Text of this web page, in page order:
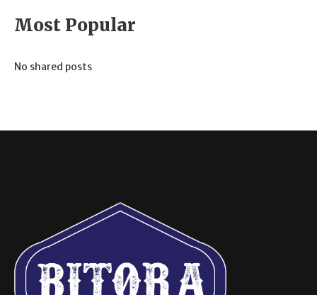
Most Popular
No shared posts